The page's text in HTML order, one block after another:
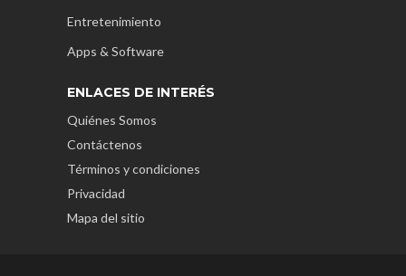
Entretenimiento
Apps & Software
ENLACES DE INTERÉS
Quiénes Somos
Contáctenos
Términos y condiciones
Privacidad
Mapa del sitio